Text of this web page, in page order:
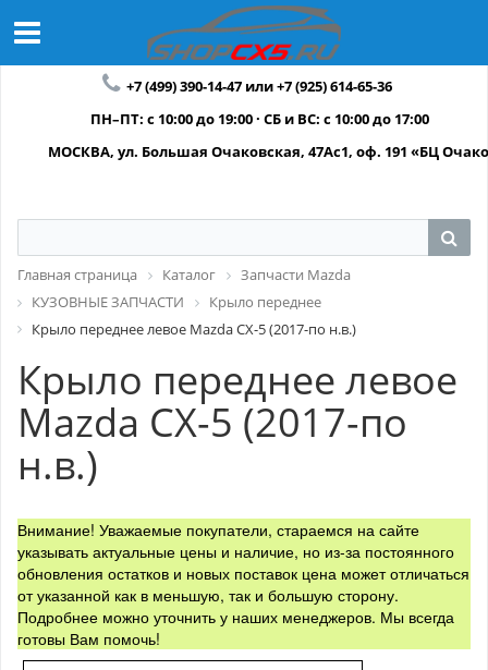
+7 (499) 390-14-47 или +7 (925) 614-65-36
ПН–ПТ: с 10:00 до 19:00 · СБ и ВС: с 10:00 до 17:00
МОСКВА, ул. Большая Очаковская, 47Ас1, оф. 191 «БЦ
Главная страница Каталог
Запчасти Mazda
КУЗОВНЫЕ ЗАПЧАСТИ
Крыло переднее
Крыло переднее левое Mazda CX-5 (2017-по н.в.)
Крыло переднее левое
Mazda CX-5 (2017-по
н.в.)
Внимание! Уважаемые покупатели, стараемся на сайте
указывать актуальные цены и наличие, но из-за постоянного
обновления остатков и новых поставок цена может отличаться
от указанной как в меньшую, так и большую сторону.
Подробнее можно уточнить у наших менеджеров. Мы всегда
готовы Вам помочь!